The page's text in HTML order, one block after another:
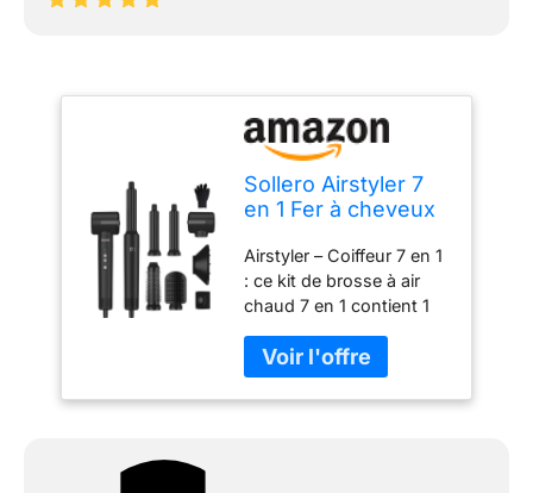
Sollero Airstyler 7
en 1 Fer à cheveux
chaud Multistyler
pour le volume, les
boucles, le lissage
et le séchage Idéal
pour tous les types
de cheveux
Airstyler – Coiffeur 7 en 1
: ce kit de brosse à air
chaud 7 en 1 contient 1
cheveux à brosse ronde,
2 fers à friser d'air, 1
brosse à lisser, 1